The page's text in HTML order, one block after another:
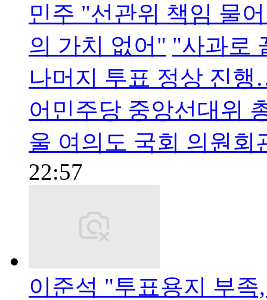
민주 "선관위 책임 물
의 가치 없어" "사과로
나머지 투표 정상 진
어민주당 중앙선대위
울 여의도 국회 의원회
22:57
이준석 "투표용지 부